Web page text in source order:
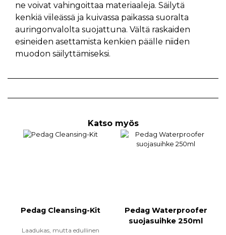
ne voivat vahingoittaa materiaaleja. Säilytä
kenkiä viileässä ja kuivassa paikassa suoralta
auringonvalolta suojattuna. Vältä raskaiden
esineiden asettamista kenkien päälle niiden
muodon säilyttämiseksi.
Katso myös
Pedag Cleansing-Kit
Laadukas, mutta edullinen
Pedag Waterproofer
suojasuihke 250ml